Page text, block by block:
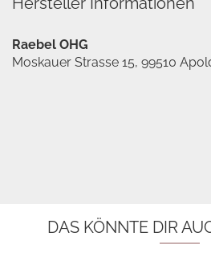
Raebel OHG
Moskauer Strasse 15, 99510
DAS KÖNNTE DIR